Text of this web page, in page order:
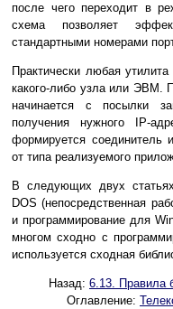
после чего переходит в
схема позволяет
стандартными номерами
Практически любая
какого-либо узла или ЭВМ.
начинается с посылки
получения нужного IP-
формируется соединитель
от типа реализуемого
В следующих двух
DOS (непосредственная
и программирование для
многом сходно с
используется сходная
Назад: 6.13. Правила
Оглавление: